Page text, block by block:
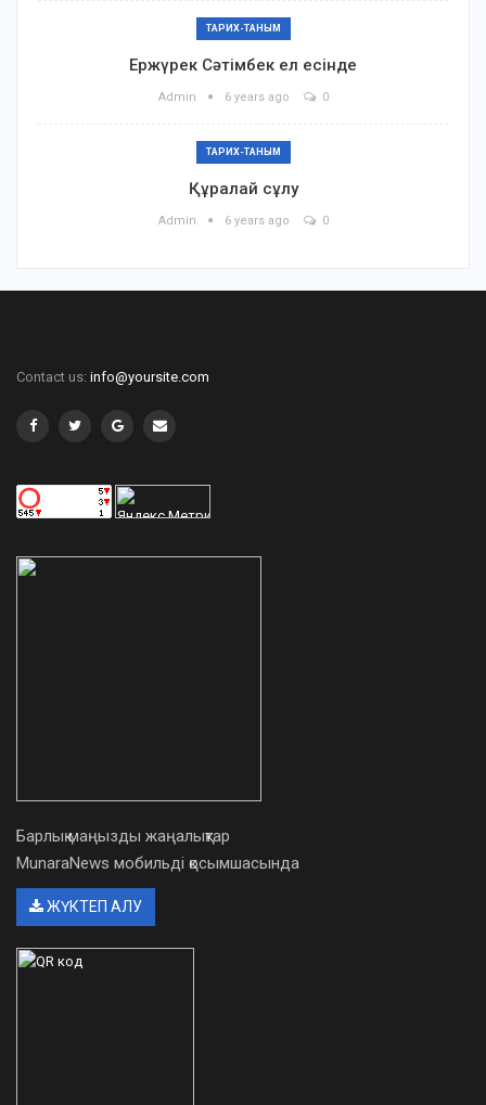
ТАРИХ-ТАНЫМ
Ержүрек Сәтімбек ел есінде
Admin 6 years ago 0
ТАРИХ-ТАНЫМ
Құралай сұлу
Admin 6 years ago 0
Contact us: info@yoursite.com
Барлық маңызды жаңалықтар
MunaraNews мобильді қосымшасында
ЖҮКТЕП АЛУ